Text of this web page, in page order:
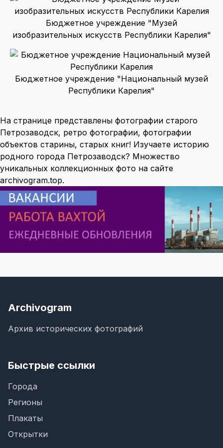
Бюджетное учреждение "Музей
изобразительных искусств Республики Карелия"
Бюджетное учреждение "Национальный музей
Республики Карелия"
На странице представлены фотографии старого
Петрозаводск, ретро фотографии, фотографии
объектов старины, старых книг! Изучаете историю
родного города Петрозаводск? Множество
уникальных коллекционных фото на сайте
archivogram.top.
Archivogram
Архив исторических фотографий
Быстрые ссылки
Города
Регионы
Плакаты
Открытки